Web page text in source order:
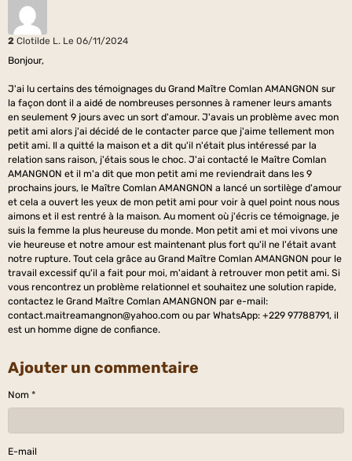
2 Clotilde L. Le 06/11/2024
Bonjour,
J'ai lu certains des témoignages du Grand Maître Comlan AMANGNON sur
la façon dont il a aidé de nombreuses personnes à ramener leurs amants
en seulement 9 jours avec un sort d'amour. J'avais un problème avec mon
petit ami alors j'ai décidé de le contacter parce que j'aime tellement mon
petit ami. Il a quitté la maison et a dit qu'il n'était plus intéressé par la
relation sans raison, j'étais sous le choc. J'ai contacté le Maître Comlan
AMANGNON et il m'a dit que mon petit ami me reviendrait dans les 9
prochains jours, le Maître Comlan AMANGNON a lancé un sortilège d'amour
et cela a ouvert les yeux de mon petit ami pour voir à quel point nous nous
aimons et il est rentré à la maison. Au moment où j'écris ce témoignage, je
suis la femme la plus heureuse du monde. Mon petit ami et moi vivons une
vie heureuse et notre amour est maintenant plus fort qu'il ne l'était avant
notre rupture. Tout cela grâce au Grand Maître Comlan AMANGNON pour le
travail excessif qu'il a fait pour moi, m'aidant à retrouver mon petit ami. Si
vous rencontrez un problème relationnel et souhaitez une solution rapide,
contactez le Grand Maître Comlan AMANGNON par e-mail:
contact.maitreamangnon@yahoo.com ou par WhatsApp: +229 97788791, il
est un homme digne de confiance.
Ajouter un commentaire
Nom
E-mail